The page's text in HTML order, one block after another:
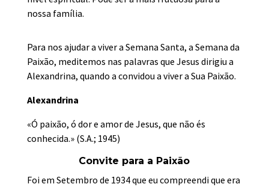
nossa família.
Para nos ajudar a viver a Semana Santa, a Semana da
Paixão, meditemos nas palavras que Jesus dirigiu a
Alexandrina, quando a convidou a viver a Sua Paixão.
Alexandrina
«Ó paixão, ó dor e amor de Jesus, que não és
conhecida.» (S.A.; 1945)
Convite para a Paixão
Foi em Setembro de 1934 que eu compreendi que era